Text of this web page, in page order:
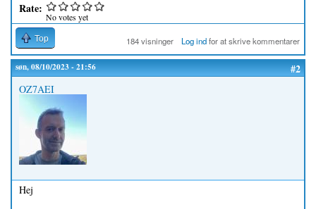
Rate:
No votes yet
Top 184 visninger Log indfor at skrive kommentarer
søn, 08/10/2023 - 21:56 #2
OZ7AEI
Hej